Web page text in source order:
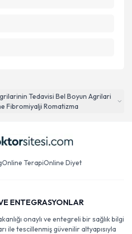
Tedavisi Bel Boyun Agrilari
Fibromiyalji Romatizma
Online TerapiOnline Diyet
ENTEGRASYONLAR
onaylı ve entegreli bir sağlık bilgi
ile tescillenmiş güvenilir altyapısıyla